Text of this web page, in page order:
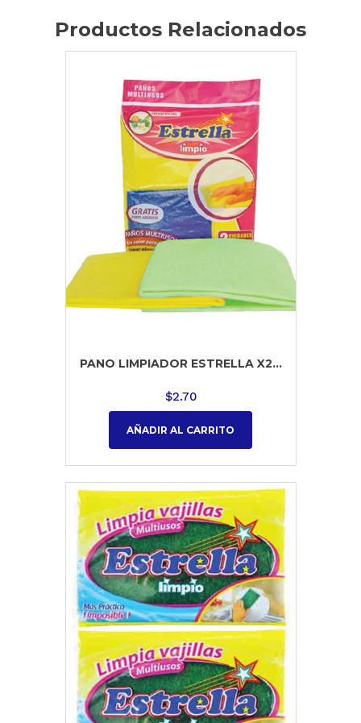
Productos Relacionados
PANO LIMPIADOR ESTRELLA X2...
$2.70
AÑADIR AL CARRITO